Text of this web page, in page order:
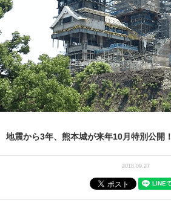
地震から3年、熊本城が来年10月特別公開！
2018.09.27